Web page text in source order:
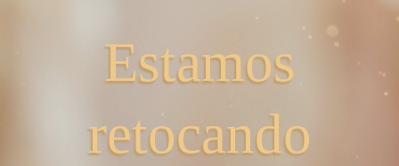
Estamos
retocando